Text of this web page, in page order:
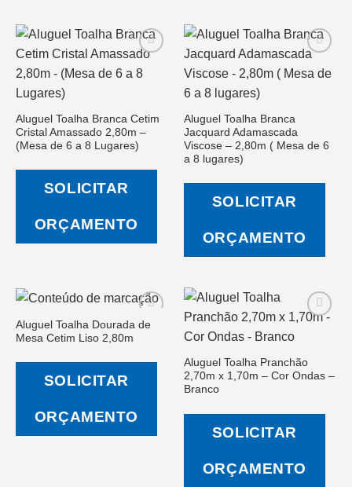
de
Desejos
Aluguel Toalha Branca Cetim
Cristal Amassado 2,80m –
(Mesa de 6 a 8 Lugares)
SOLICITAR
ORÇAMENTO
Desejos
Aluguel Toalha Branca
Jacquard Adamascada
Viscose – 2,80m ( Mesa de 6
a 8 lugares)
SOLICITAR
ORÇAMENTO
Salvar
na Lista
Aluguel Toalha Dourada de
Mesa Cetim Liso 2,80m
SOLICITAR
ORÇAMENTO
Salvar
na Lista
Aluguel Toalha Pranchão
2,70m x 1,70m – Cor Ondas –
Branco
SOLICITAR
ORÇAMENTO